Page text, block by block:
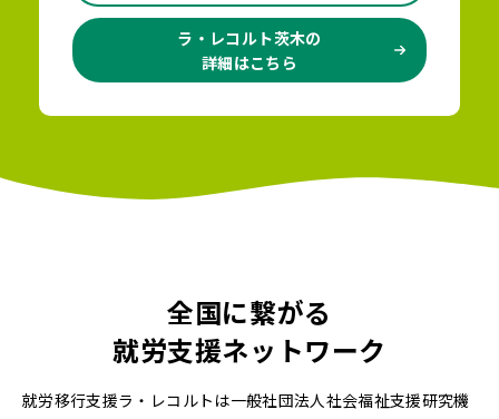
ラ・レコルト茨木の
詳細はこちら
全国に繋がる
就労支援ネットワーク
就労移行支援ラ・レコルトは一般社団法人社会福祉支援研究機